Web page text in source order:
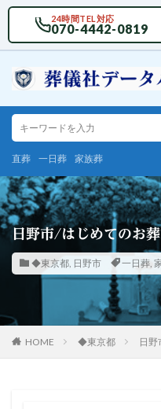
24時間TEL対応
070-4442-0819
直葬 一日葬 家族葬
日野市/はじめてのお
◆東京都, 日野市 一日葬,
HOME ◆東京都 日